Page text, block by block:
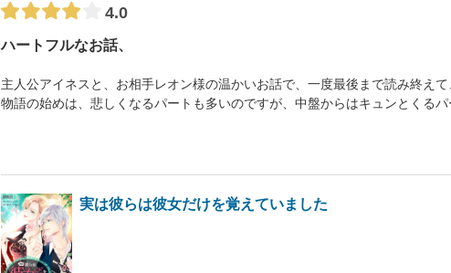
4.0
ハートフルなお話、
主人公アイネスと、お相手レオン様の温かいお話で、一度最後まで読み終え
物語の始めは、悲しくなるパートも多いのですが、中盤からはキュンとくる
実は彼らは彼女だけを覚えていました